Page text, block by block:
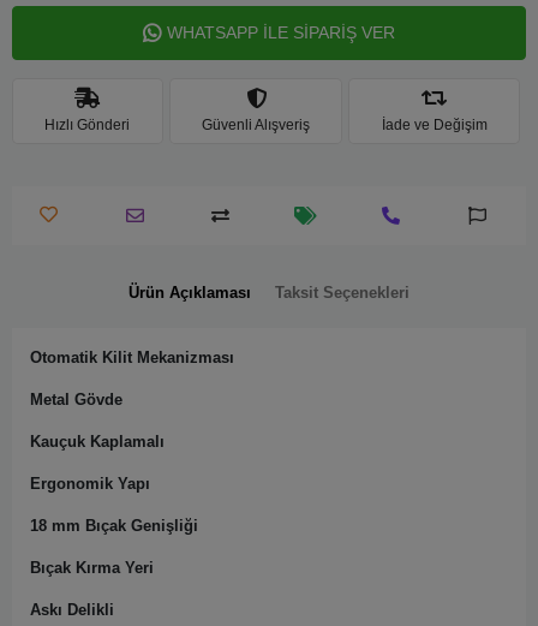
WHATSAPP İLE SİPARİŞ VER
Hızlı Gönderi Güvenli Alışveriş İade ve Değişim
Ürün Açıklaması Taksit Seçenekleri
Otomatik Kilit Mekanizması
Metal Gövde
Kauçuk Kaplamalı
Ergonomik Yapı
18 mm Bıçak Genişliği
Bıçak Kırma Yeri
Askı Delikli